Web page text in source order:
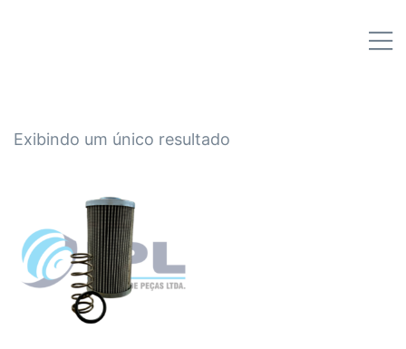
Exibindo um único resultado